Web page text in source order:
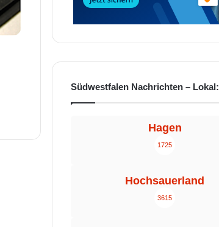
Südwestfalen Nachrichten – Lokal:
Hagen
1725
Hochsauerland
3615